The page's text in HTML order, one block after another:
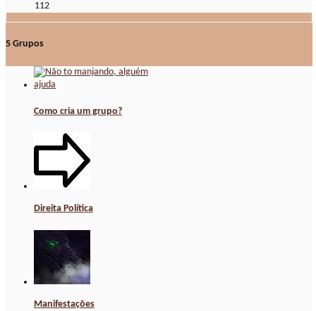
112
5 Grupos
Como cria um grupo?
Direita Política
Manifestações